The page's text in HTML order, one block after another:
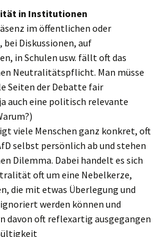
in Institutionen
im öffentlichen oder
Diskussionen, auf
in Schulen usw. fällt oft das
Neutralitätspflicht. Man müsse
Seiten der Debatte fair
auch eine politisch relevante
viele Menschen ganz konkret, oft
selbst persönlich ab und stehen
Dilemma. Dabei handelt es sich
oft um eine Nebelkerze,
die mit etwas Überlegung und
werden können und
davon oft reflexartig ausgegangen